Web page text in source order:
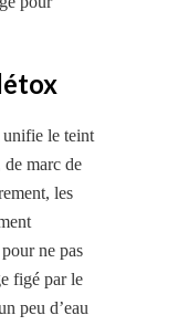
unifie le teint
de marc de
les
ne pas
figé par le
peu d’eau